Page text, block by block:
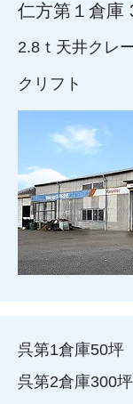
仁方第１倉庫
​2.8ｔ天井クレ
クリフト
呉第1倉庫50坪
呉第2倉庫300